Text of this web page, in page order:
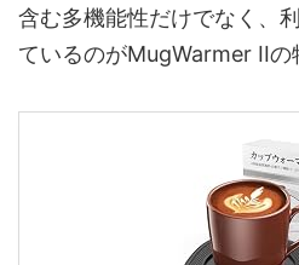
含む多機能性だけでなく、
ているのがMugWarmer IIの